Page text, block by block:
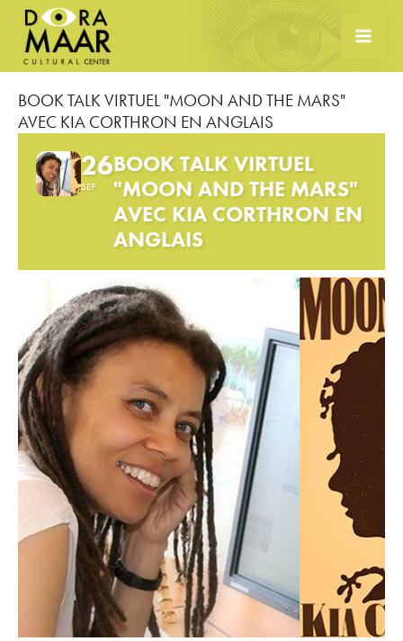
Skip
content
BOOK TALK VIRTUEL "MOON AND THE MARS"
AVEC KIA CORTHRON EN ANGLAIS
26
SEP
BOOK TALK VIRTUEL
"MOON AND THE MARS"
AVEC KIA CORTHRON EN
ANGLAIS